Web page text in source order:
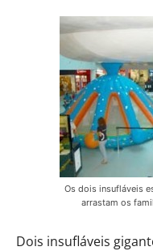
Os dois insufláveis
arrastam os
Dois insufláveis